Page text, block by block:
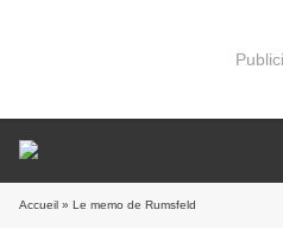
Accueil » Le memo de Rumsfeld